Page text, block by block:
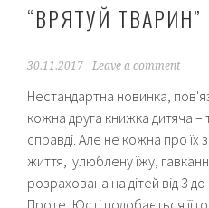
“ВРЯТУЙ
30.11.2017 Leave a comment
Нестандартна новинка,
кожна друга книжка дитяча –
справді. Але не кожна про їх
життя, улюблену їжу,
розрахована на дітей від 3
Проте, Юсті подобається її